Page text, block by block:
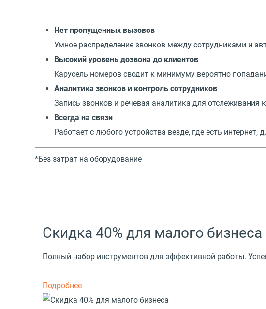
Нет пропущенных вызовов
Умное распределение звонков между сотрудниками и
Высокий уровень дозвона до клиентов
Карусель номеров сводит к минимуму вероятно
Аналитика звонков и контроль сотрудников
Запись звонков и речевая аналитика для
Всегда на связи
Работает с любого устройства везде, где есть
*Без затрат на оборудование
Скидка 40% для малого бизнеса
Полный набор инструментов для эффективной работы.
Подробнее